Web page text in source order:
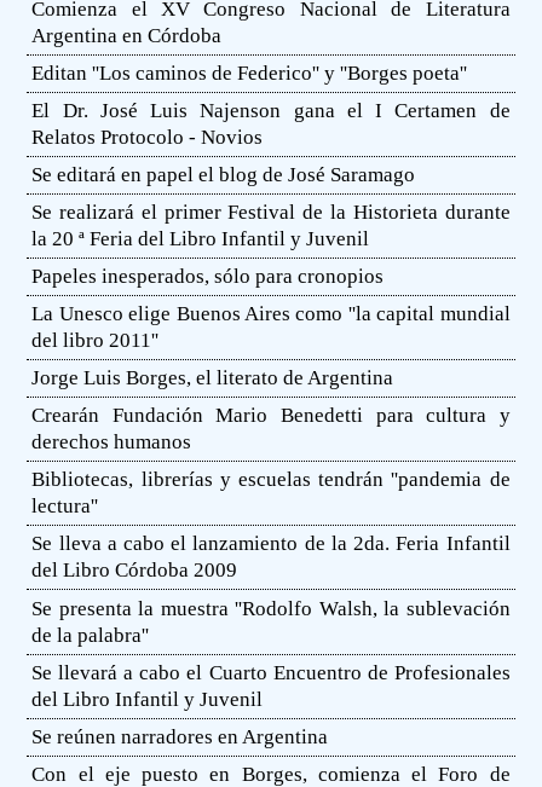
Comienza el XV Congreso Nacional de Literatura
Argentina en Córdoba
Editan ''Los caminos de Federico'' y ''Borges poeta''
El Dr. José Luis Najenson gana el I Certamen de
Relatos Protocolo - Novios
Se editará en papel el blog de José Saramago
Se realizará el primer Festival de la Historieta durante
la 20 ª Feria del Libro Infantil y Juvenil
Papeles inesperados, sólo para cronopios
La Unesco elige Buenos Aires como ''la capital mundial
del libro 2011''
Jorge Luis Borges, el literato de Argentina
Crearán Fundación Mario Benedetti para cultura y
derechos humanos
Bibliotecas, librerías y escuelas tendrán ''pandemia de
lectura''
Se lleva a cabo el lanzamiento de la 2da. Feria Infantil
del Libro Córdoba 2009
Se presenta la muestra ''Rodolfo Walsh, la sublevación
de la palabra''
Se llevará a cabo el Cuarto Encuentro de Profesionales
del Libro Infantil y Juvenil
Se reúnen narradores en Argentina
Con el eje puesto en Borges, comienza el Foro de